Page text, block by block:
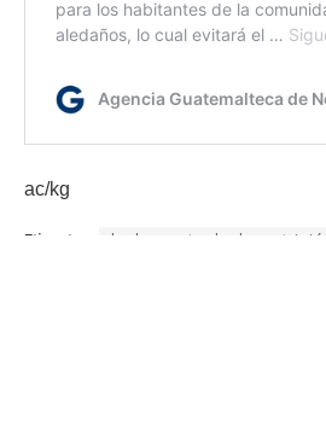
ac/kg
Etiquetas: lucha contra la desnutrición